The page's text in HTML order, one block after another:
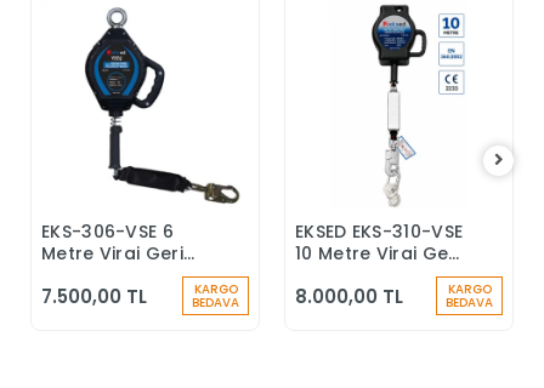
Sepete Ekle
EKS-306-VSE 6
Metre Viraj Geri
Durdurucu Keskin
7.500,00 TL KARGO
BEDAVA
Sepete Ekle
EKSED EKS-310-VSE
10 Metre Viraj Geri
Durdurucu
8.000,00 TL KARGO
BEDAVA